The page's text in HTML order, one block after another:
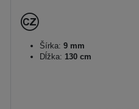
Šírka: 9 mm
Dĺžka: 130 cm